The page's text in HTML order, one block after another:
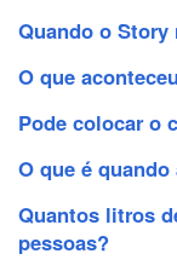
Quando o
O que
Pode colocar o
O que é
Quantos litros
pessoas?